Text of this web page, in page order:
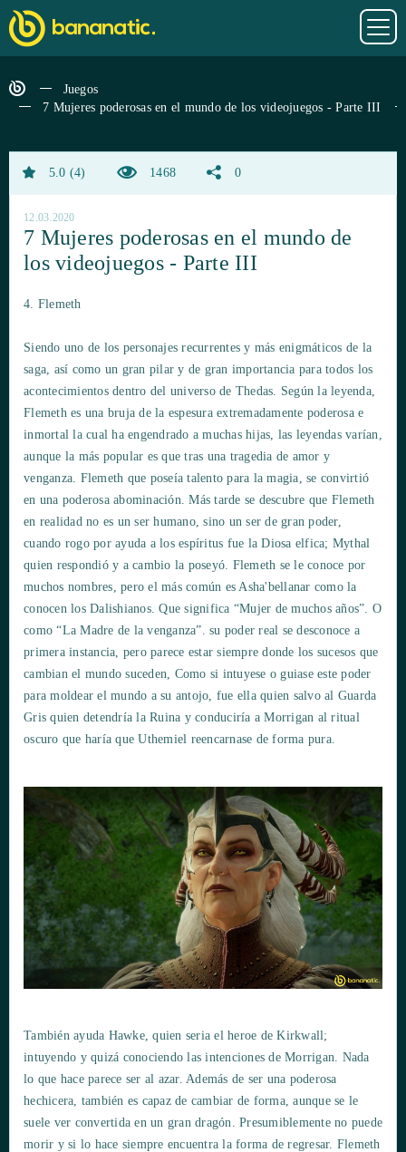
Juegos
7 Mujeres poderosas en el mundo de los videojuegos - Parte III
5.0 4 1468 0
12.03.2020
7 Mujeres poderosas en el mundo de
los videojuegos - Parte III
4. Flemeth
Siendo uno de los personajes recurrentes y más enigmáticos de la
saga, así como un gran pilar y de gran importancia para todos los
acontecimientos dentro del universo de Thedas. Según la leyenda,
Flemeth es una bruja de la espesura extremadamente poderosa e
inmortal la cual ha engendrado a muchas hijas, las leyendas varían,
aunque la más popular es que tras una tragedia de amor y
venganza. Flemeth que poseía talento para la magia, se convirtió
en una poderosa abominación. Más tarde se descubre que Flemeth
en realidad no es un ser humano, sino un ser de gran poder,
cuando rogo por ayuda a los espíritus fue la Diosa elfica; Mythal
quien respondió y a cambio la poseyó. Flemeth se le conoce por
muchos nombres, pero el más común es Asha'bellanar como la
conocen los Dalishianos. Que significa “Mujer de muchos años”. O
como “La Madre de la venganza”. su poder real se desconoce a
primera instancia, pero parece estar siempre donde los sucesos que
cambian el mundo suceden, Como si intuyese o guiase este poder
para moldear el mundo a su antojo, fue ella quien salvo al Guarda
Gris quien detendría la Ruina y conduciría a Morrigan al ritual
oscuro que haría que Uthemiel reencarnase de forma pura.
También ayuda Hawke, quien seria el heroe de Kirkwall;
intuyendo y quizá conociendo las intenciones de Morrigan. Nada
lo que hace parece ser al azar. Además de ser una poderosa
hechicera, también es capaz de cambiar de forma, aunque se le
suele ver convertida en un gran dragón. Presumiblemente no puede
morir y si lo hace siempre encuentra la forma de regresar. Flemeth